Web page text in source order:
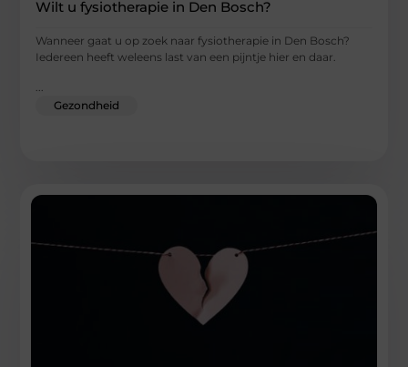
Wilt u fysiotherapie in Den Bosch?
Wanneer gaat u op zoek naar fysiotherapie in Den Bosch?
Iedereen heeft weleens last van een pijntje hier en daar.
Gezondheid